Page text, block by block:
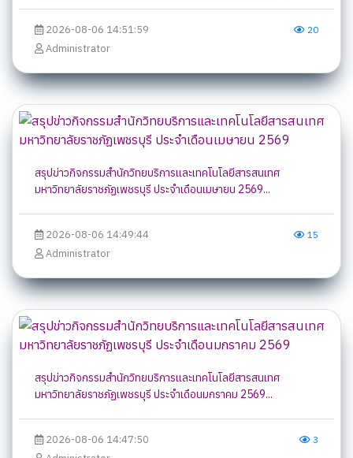
2026-08-06 14:51:59
Administrator
20
สรุปข่าวกิจกรรมสำนักวิทยบริการและเทคโนโลยีสารสนเทศ
มหาวิทยาลัยราชภัฏเพชรบุรี ประจำเดือนเมษายน 2569...
2026-08-06 14:49:44
Administrator
15
สรุปข่าวกิจกรรมสำนักวิทยบริการและเทคโนโลยีสารสนเทศ
มหาวิทยาลัยราชภัฏเพชรบุรี ประจำเดือนมกราคม 2569...
2026-08-06 14:47:50
3